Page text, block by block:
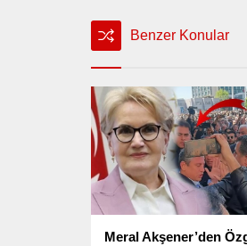
Benzer Konular
Meral Akşener’den